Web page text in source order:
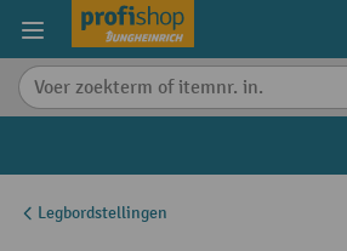
content
Legbordstellingen